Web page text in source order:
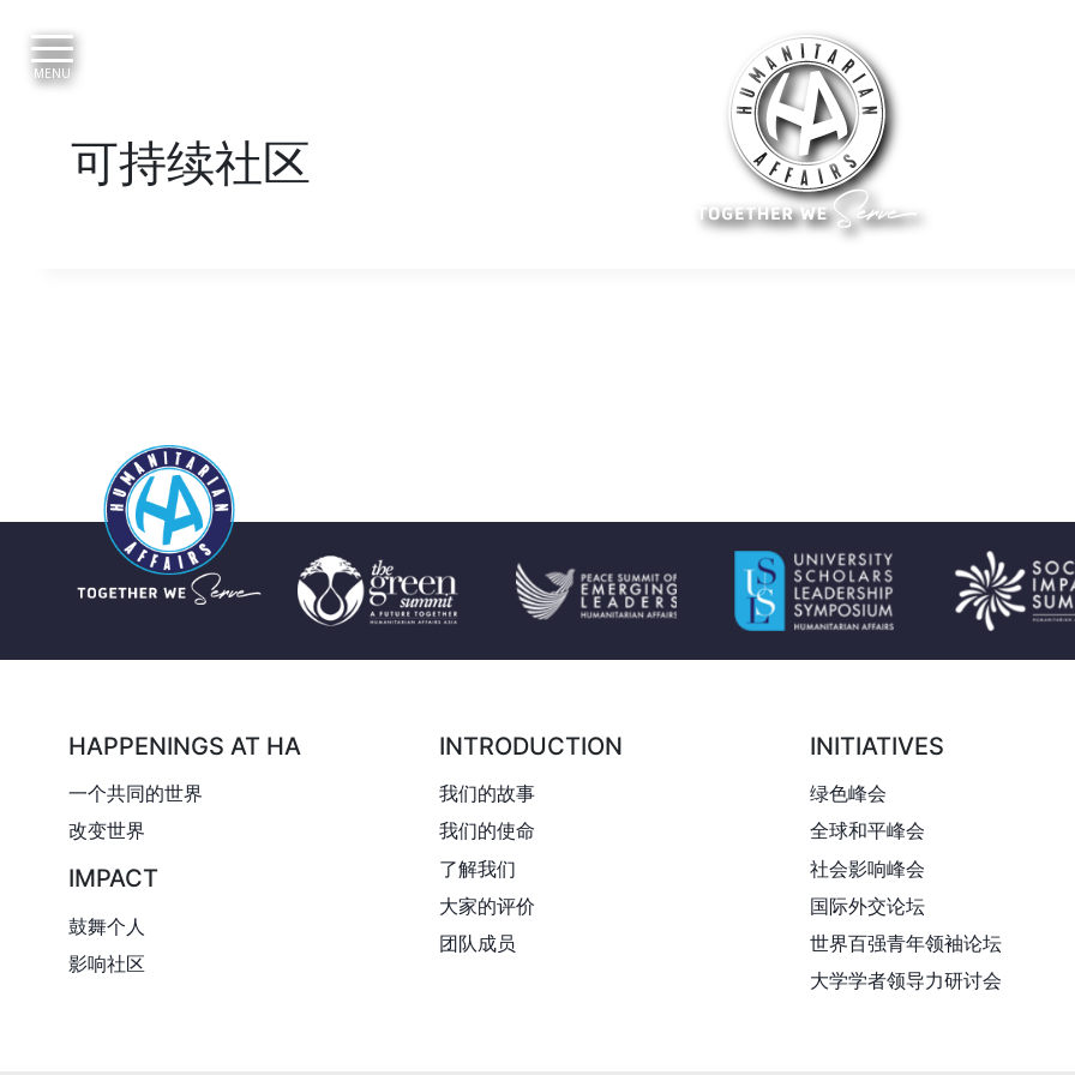
content
MENU
首页
简介
可持续社区
HAPPENINGS AT HA
一个共同的世界
改变世界
IMPACT
鼓舞个人
影响社区
INTRODUCTION
我们的故事
我们的使命
了解我们
大家的评价
团队成员
INITIATIVES
绿色峰会
全球和平峰会
社会影响峰会
国际外交论坛
世界百强青年领袖论坛
大学学者领导力研讨会